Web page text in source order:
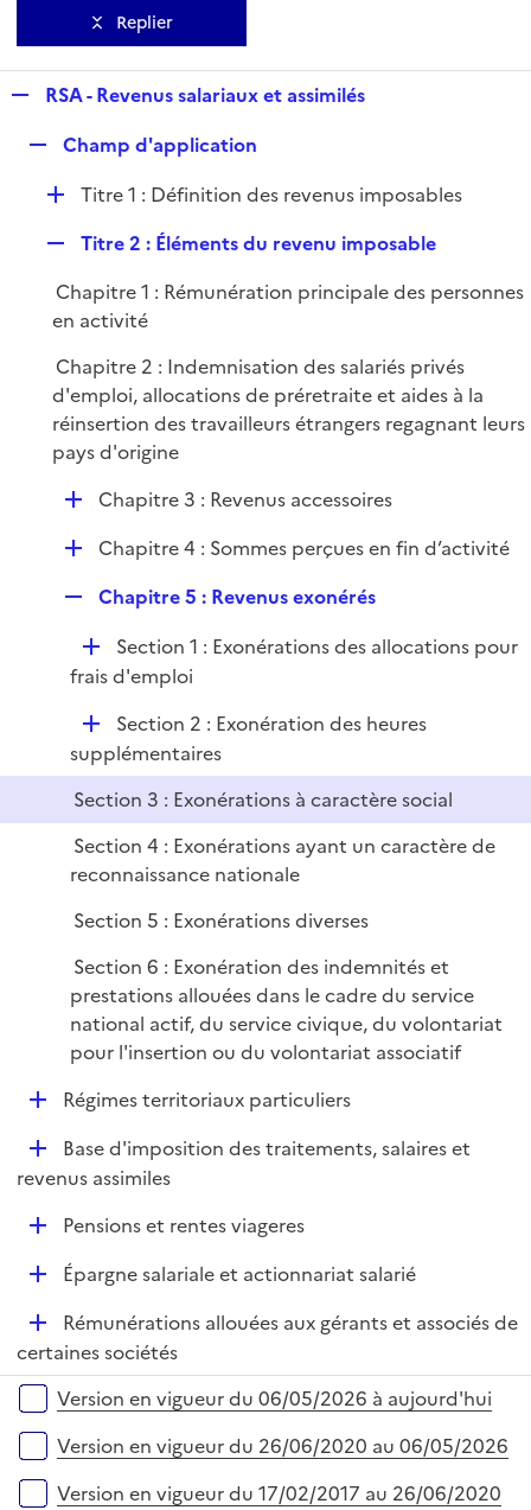
Replier
p
RSA - Revenus salariaux et assimilés
p
e
r
Champ d'application
D
l
i
e
r
Titre 1 : Définition des revenus imposables
p
l
i
r
Titre 2 : Éléments du revenu imposable
Chapitre 1 : Rémunération principale des personnes
en activité
Chapitre 2 : Indemnisation des salariés privés
d'emploi, allocations de préretraite et aides à la
réinsertion des travailleurs étrangers regagnant leurs
pays d'origine
D
e
r
Chapitre 3 : Revenus accessoires
D
p
l
i
e
r
Chapitre 4 : Sommes perçues en fin d’activité
p
l
i
e
r
Chapitre 5 : Revenus exonérés
D
é
i
e
r
Section 1 : Exonérations des allocations pour
frais d'emploi
D
é
p
l
i
e
Section 2 : Exonération des heures
supplémentaires
Section 3 : Exonérations à caractère social
Section 4 : Exonérations ayant un caractère de
reconnaissance nationale
Section 5 : Exonérations diverses
Section 6 : Exonération des indemnités et
prestations allouées dans le cadre du service
national actif, du service civique, du volontariat
pour l'insertion ou du volontariat associatif
D
l
Régimes territoriaux particuliers
D
é
Base d'imposition des traitements, salaires et
revenus assimiles
D
e
r
Pensions et rentes viageres
D
l
e
r
Épargne salariale et actionnariat salarié
D
é
p
e
r
Rémunérations allouées aux gérants et associés de
certaines sociétés
Versions sur la période
Version en vigueur du 06/05/2026 à aujourd'hui
Version en vigueur du 26/06/2020 au 06/05/2026
Version en vigueur du 17/02/2017 au 26/06/2020